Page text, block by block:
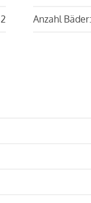
2 Anzahl Bäder: